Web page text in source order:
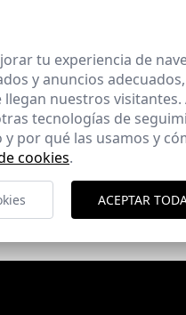
tu experiencia de
y anuncios
nuestros visitantes.
tecnologías de
por qué las usamos y
cookies.
ACEPTAR